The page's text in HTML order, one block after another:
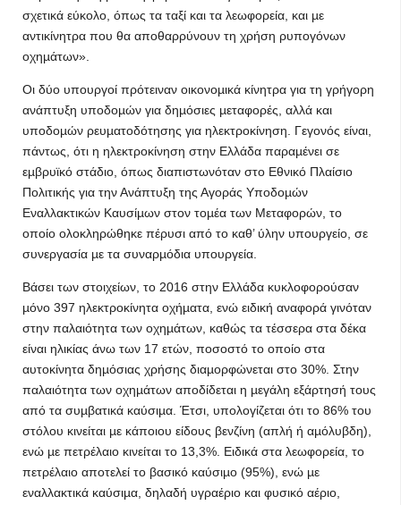
σχετικά εύκολο, όπως τα ταξί και τα λεωφορεία, και µε
αντικίνητρα που θα αποθαρρύνουν τη χρήση ρυπογόνων
οχηµάτων».
Οι δύο υπουργοί πρότειναν οικονοµικά κίνητρα για τη γρήγορη
ανάπτυξη υποδοµών για δηµόσιες µεταφορές, αλλά και
υποδοµών ρευµατοδότησης για ηλεκτροκίνηση. Γεγονός είναι,
πάντως, ότι η ηλεκτροκίνηση στην Ελλάδα παραµένει σε
εµβρυϊκό στάδιο, όπως διαπιστωνόταν στο Εθνικό Πλαίσιο
Πολιτικής για την Ανάπτυξη της Αγοράς Υποδοµών
Εναλλακτικών Καυσίµων στον τοµέα των Μεταφορών, το
οποίο ολοκληρώθηκε πέρυσι από το καθ’ ύλην υπουργείο, σε
συνεργασία µε τα συναρµόδια υπουργεία.
Βάσει των στοιχείων, το 2016 στην Ελλάδα κυκλοφορούσαν
µόνο 397 ηλεκτροκίνητα οχήµατα, ενώ ειδική αναφορά γινόταν
στην παλαιότητα των οχηµάτων, καθώς τα τέσσερα στα δέκα
είναι ηλικίας άνω των 17 ετών, ποσοστό το οποίο στα
αυτοκίνητα δηµόσιας χρήσης διαµορφώνεται στο 30%. Στην
παλαιότητα των οχηµάτων αποδίδεται η µεγάλη εξάρτησή τους
από τα συµβατικά καύσιµα. Έτσι, υπολογίζεται ότι το 86% του
στόλου κινείται µε κάποιου είδους βενζίνη (απλή ή αµόλυβδη),
ενώ µε πετρέλαιο κινείται το 13,3%. Ειδικά στα λεωφορεία, το
πετρέλαιο αποτελεί το βασικό καύσιµο (95%), ενώ µε
εναλλακτικά καύσιµα, δηλαδή υγραέριο και φυσικό αέριο,